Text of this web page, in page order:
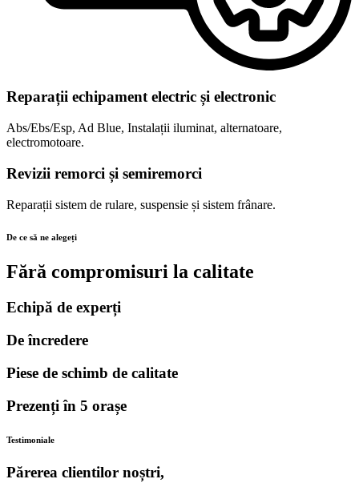
Reparații echipament electric și electronic
Abs/Ebs/Esp, Ad Blue, Instalații iluminat, alternatoare,
electromotoare.
Revizii remorci și semiremorci
Reparații sistem de rulare, suspensie și sistem frânare.
De ce să ne alegeți
Fără compromisuri la calitate
Echipă de experți
De încredere
Piese de schimb de calitate
Prezenți în 5 orașe
Testimoniale
Părerea clientilor noștri,